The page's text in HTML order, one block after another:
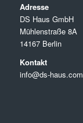
Adresse
DS Haus GmbH
Mühlenstraße 8A
14167 Berlin
Kontakt
info@ds-haus.com